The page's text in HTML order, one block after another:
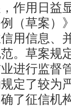
作用日益
（草案）
用信息、
。草案规
进行监督
定了较为
了征信机